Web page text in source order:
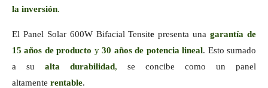
la inversión.
El Panel Solar 600W Bifacial Tensite presenta una garantía de
15 años de producto y30 años de potencia lineal. Esto sumado
a su
alta durabilidad, se concibe como un panel
altamente rentable.